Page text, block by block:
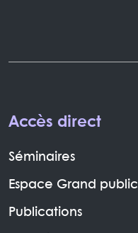
Accès direct
Séminaires
Espace Grand public
Publications